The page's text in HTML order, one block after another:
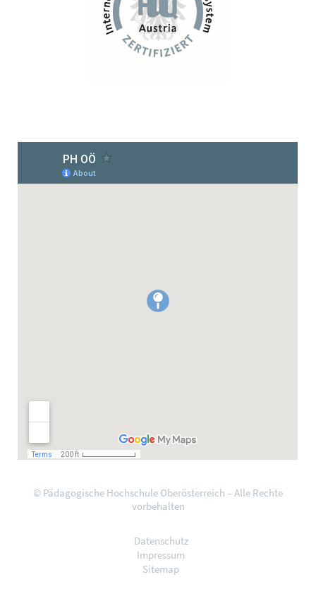
© Pädagogische Hochschule Oberösterreich – Alle Rechte
vorbehalten
Datenschutz
Impressum
Sitemap